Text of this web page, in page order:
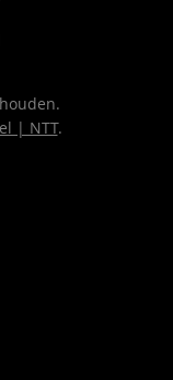
| NTT.